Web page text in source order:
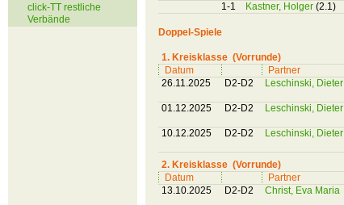
click-TT restliche
Verbände
1-1
Kastner, Holger (2.1)
Doppel-Spiele
1. Kreisklasse (Vorrunde)
Datum
Partner
26.11.2025
D2-D2 Leschinski, Dieter
01.12.2025 D2-D2 Leschinski, Dieter
10.12.2025 D2-D2 Leschinski, Dieter
2. Kreisklasse (Vorrunde)
Datum
Partner
13.10.2025
D2-D2 Christ, Eva Maria